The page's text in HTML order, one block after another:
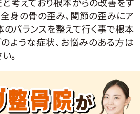
身の骨の歪み、関節の歪みにア
バランスを整えて行く事で根本
ような症状、お悩みのある方は
。